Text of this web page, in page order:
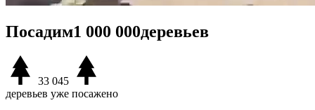
Посадим1 000 000деревьев
33 045
деревьев уже посажено